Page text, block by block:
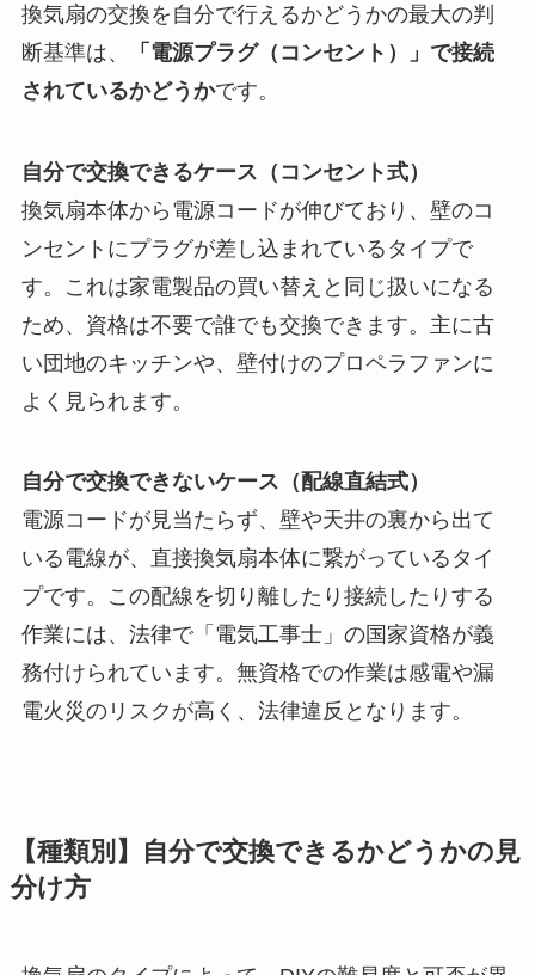
換気扇の交換を自分で行えるかどうかの最大の判
断基準は、
「電源プラグ（コンセント）」で接続
されているかどうかです。
自分で交換できるケース（コンセント式）
換気扇本体から電源コードが伸びており、壁のコ
ンセントにプラグが差し込まれているタイプで
す。これは家電製品の買い替えと同じ扱いになる
ため、資格は不要で誰でも交換できます。主に古
い団地のキッチンや、壁付けのプロペラファンに
よく見られます。
自分で交換できないケース（配線直結式）
電源コードが見当たらず、壁や天井の裏から出て
いる電線が、直接換気扇本体に繋がっているタイ
プです。この配線を切り離したり接続したりする
作業には、法律で「電気工事士」の国家資格が義
務付けられています。無資格での作業は感電や漏
電火災のリスクが高く、法律違反となります。
【種類別】自分で交換できるかどうかの見
分け方